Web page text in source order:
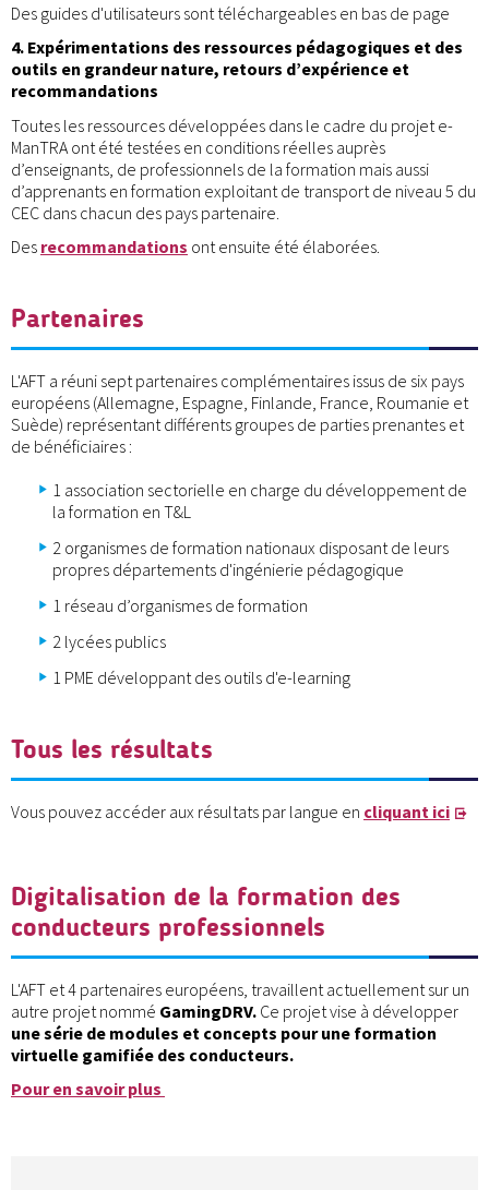
Des guides d'utilisateurs sont téléchargeables en bas de page
4. Expérimentations des ressources pédagogiques et des
outils en grandeur nature, retours d’expérience et
recommandations
Toutes les ressources développées dans le cadre du projet e-
ManTRA ont été testées en conditions réelles auprès
d’enseignants, de professionnels de la formation mais aussi
d’apprenants en formation exploitant de transport de niveau 5 du
CEC dans chacun des pays partenaire.
Des recommandations ont ensuite été élaborées.
Partenaires
L'AFT a réuni sept partenaires complémentaires issus de six pays
européens (Allemagne, Espagne, Finlande, France, Roumanie et
Suède) représentant différents groupes de parties prenantes et
de bénéficiaires :
1 association sectorielle en charge du développement de
la formation en T&L
2 organismes de formation nationaux disposant de leurs
propres départements d'ingénierie pédagogique
1 réseau d’organismes de formation
2 lycées publics
1 PME développant des outils d'e-learning
Tous les résultats
Vous pouvez accéder aux résultats par langue en cliquant ici
Digitalisation de la formation des
conducteurs professionnels
L'AFT et 4 partenaires européens, travaillent actuellement sur un
autre projet nommé GamingDRV. Ce projet vise à développer
une série de modules et concepts pour une formation
virtuelle gamifiée des conducteurs.
Pour en savoir plus